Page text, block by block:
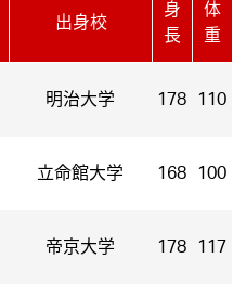
出身校
身
長
体
重
明治大学 178 110
立命館大学 168 100
帝京大学 178 117